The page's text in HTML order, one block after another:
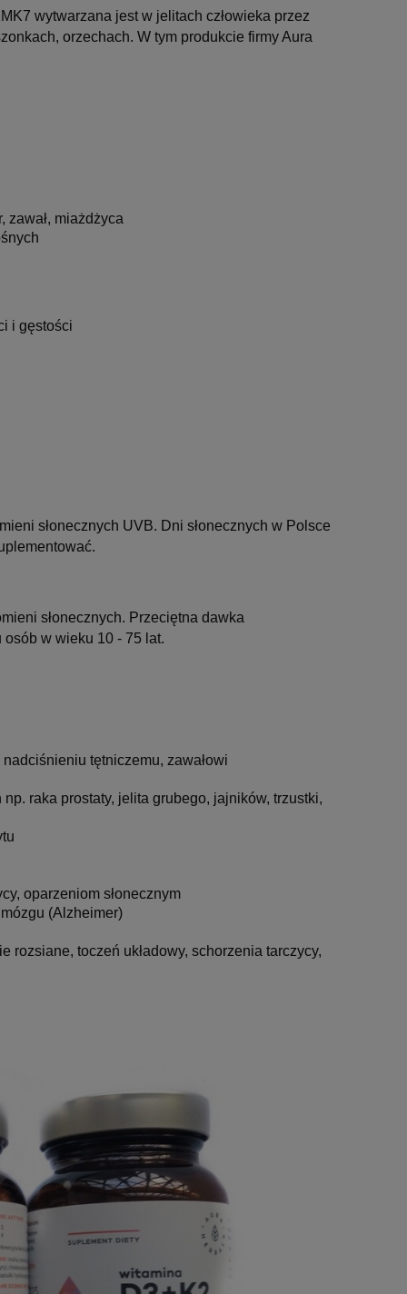
wytwarzana jest w jelitach człowieka przez
orzechach. W tym produkcie firmy Aura
zawał, miażdżyca
i gęstości
słonecznych UVB. Dni słonecznych w Polsce
słonecznych. Przeciętna dawka
w wieku 10 - 75 lat.
tętniczemu, zawałowi
raka prostaty, jelita grubego, jajników, trzustki,
oparzeniom słonecznym
(Alzheimer)
toczeń układowy, schorzenia tarczycy,